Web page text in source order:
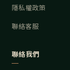
隱私權政策
聯絡客服
聯絡我們